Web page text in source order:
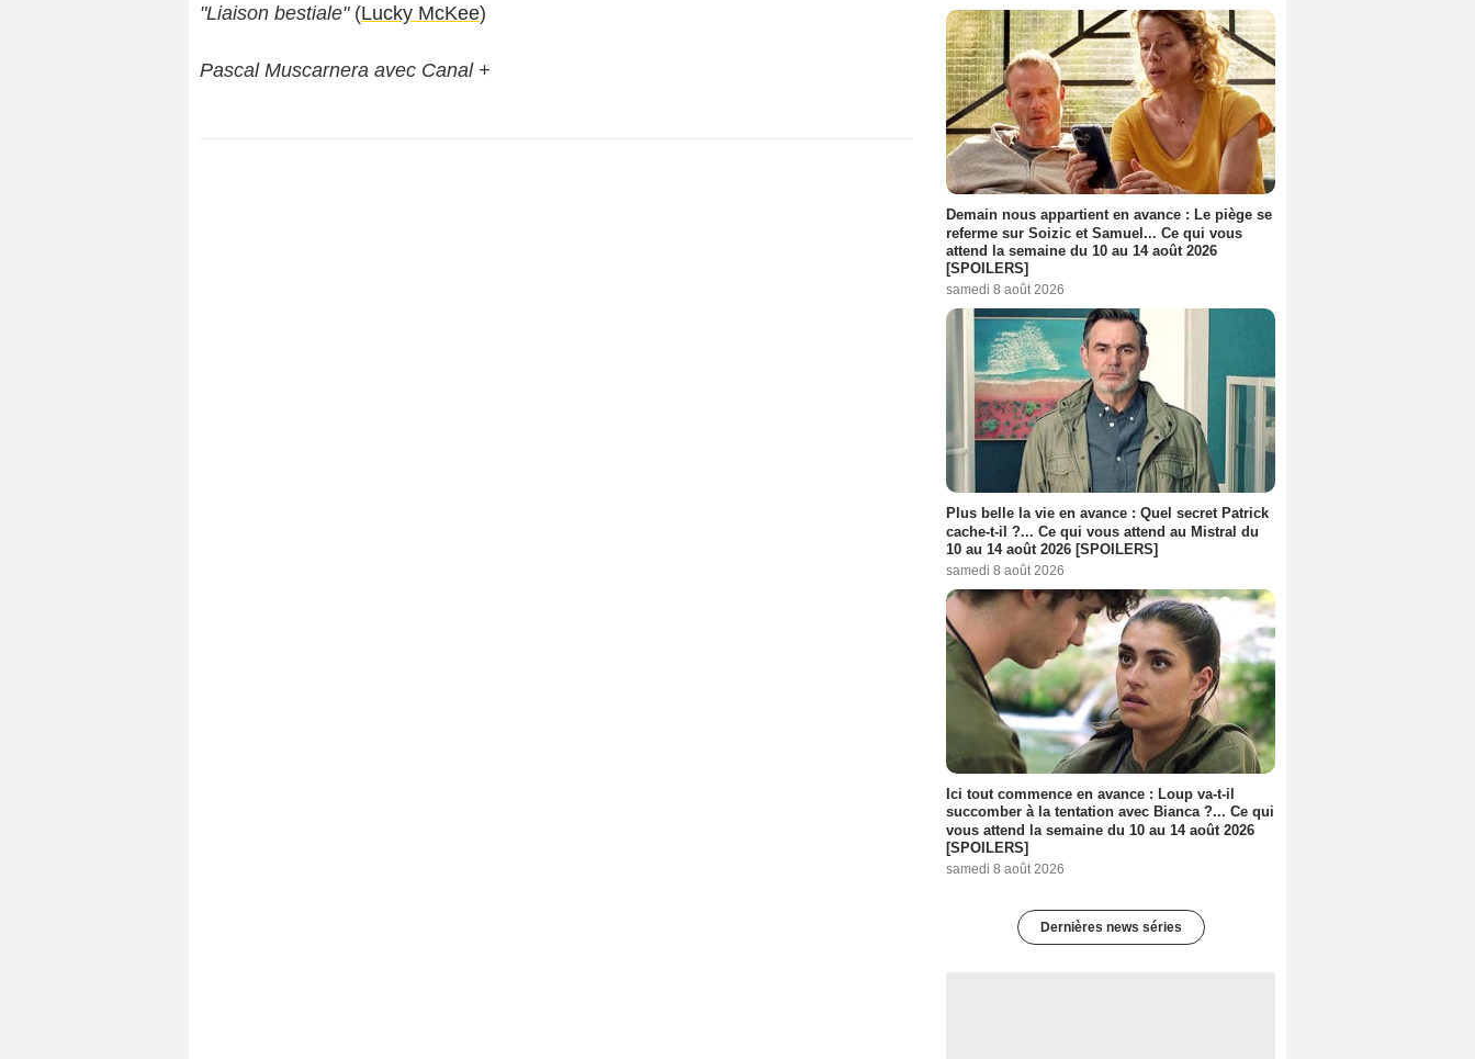
"Liaison bestiale"(Lucky McKee)
Pascal Muscarnera avec Canal +
Demain nous appartient en avance : Le piège se
referme sur Soizic et Samuel... Ce qui vous
attend la semaine du 10 au 14 août 2026
[SPOILERS]
samedi 8 août 2026
Plus belle la vie en avance : Quel secret Patrick
cache-t-il ?... Ce qui vous attend au Mistral du
10 au 14 août 2026 [SPOILERS]
samedi 8 août 2026
Ici tout commence en avance : Loup va-t-il
succomber à la tentation avec Bianca ?... Ce qui
vous attend la semaine du 10 au 14 août 2026
[SPOILERS]
samedi 8 août 2026
Dernières news séries